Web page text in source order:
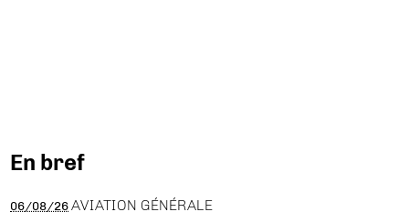
En bref
06/08/26 AVIATION GÉNÉRALE